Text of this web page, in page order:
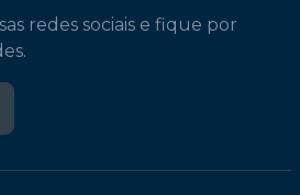
redes sociais e fique por